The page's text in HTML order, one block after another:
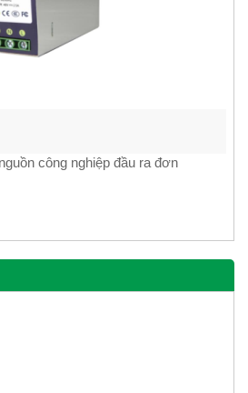
công nghiệp đầu ra đơn